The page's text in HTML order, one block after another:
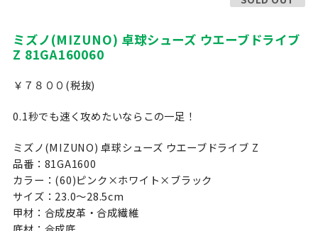
ミズノ(MIZUNO) 卓球シューズ ウエーブドライブ
Z 81GA160060
￥７８００(税抜)
0.1秒でも速く攻めたいならこの一足！
ミズノ(MIZUNO) 卓球シューズ ウエーブドライブ Z
品番：81GA1600
カラー：(60)ピンク×ホワイト×ブラック
サイズ：23.0〜28.5cm
甲材：合成皮革・合成繊維